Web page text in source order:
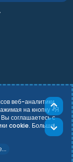
R
веб-аналитики,
на кнопку «Я
соглашаетесь с
cookie. Больше